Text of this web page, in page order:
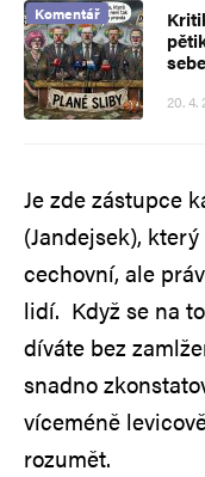
Komentář
20. 4.
Je zde zástupce
(Jandejsek),
cechovní, ale
lidí. Když se na
díváte bez
snadno
víceméně
rozumět.